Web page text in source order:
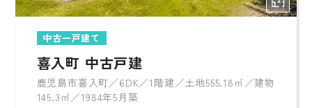
中古一戸建て
喜入町 中古戸建
鹿児島市喜入町／6DK／1階建／土地555.18㎡／建物
145.3㎡／1984年5月築